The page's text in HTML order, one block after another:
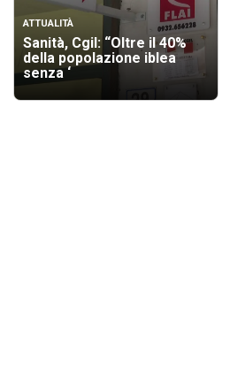
ATTUALITÀ
Sanità, Cgil: “Oltre il 40%
della popolazione iblea
senza ‘